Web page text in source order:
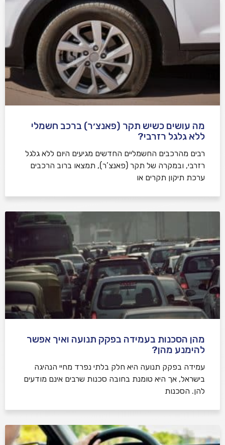
מה עושים כשיש תקר (פאנצ׳ר) ברכב חשמלי
ללא גלגל רזרבי?
רבים מהרכבים החשמליים החדשים מגיעים היום ללא גלגל
רזרבי, ובמקרה של תקר (פאנצ’ר), תמצאו ברוב הרכבים
ערכת תיקון תקרים או
מהן הסכנות בעמידה בפקק תנועה ואיך אפשר
להימנע מהן?
עמידה בפקק תנועה היא חלק בלתי נפרד מחיי הנהיגה
בישראל, אך היא טומנת בחובה סכנות שרבים אינם מודעים
להן. הסכנות